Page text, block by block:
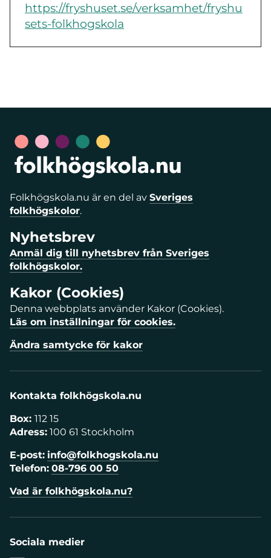
https://fryshuset.se/verksamhet/fryshu
sets-folkhogskola
Folkhögskola.nu är en del av Sveriges
folkhögskolor.
Nyhetsbrev
Anmäl dig till nyhetsbrev från Sveriges
folkhögskolor.
Kakor (Cookies)
Denna webbplats använder Kakor (Cookies).
Läs om inställningar för cookies.
Ändra samtycke för kakor
Kontakta folkhögskola.nu
Box: 112 15
Adress: 100 61 Stockholm
E-post: info@folkhogskola.nu
Telefon: 08-796 00 50
Vad är folkhögskola.nu?
Sociala medier